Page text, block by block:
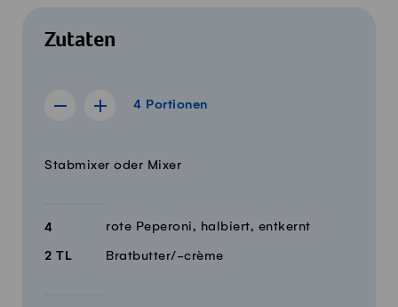
Zutaten
4 Portionen
Rezept für 3 Portionen anzeigen
Rezept für 5 Portionen anzeigen
4 Portionen
MengeZutaten
Stabmixer oder Mixer
4 rote Peperoni, halbiert, entkernt
2 TL Bratbutter/-crème